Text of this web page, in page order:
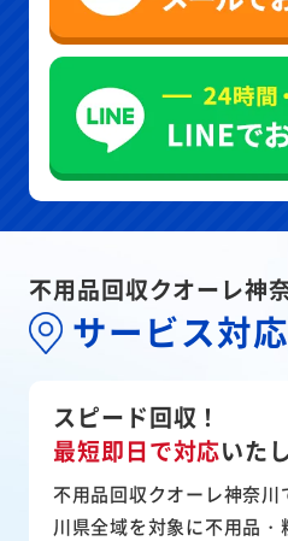
不用品回収クオーレ神
サービス対
スピード回収！
最短即日で対応いた
不用品回収クオーレ神奈
川県全域を対象に不用品